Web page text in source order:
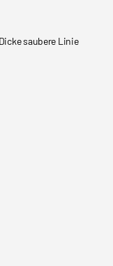
saubere Linie